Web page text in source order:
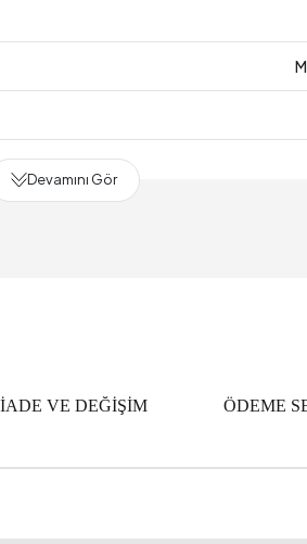
Devamını Gör
İADE VE DEĞİŞİM ÖDEME